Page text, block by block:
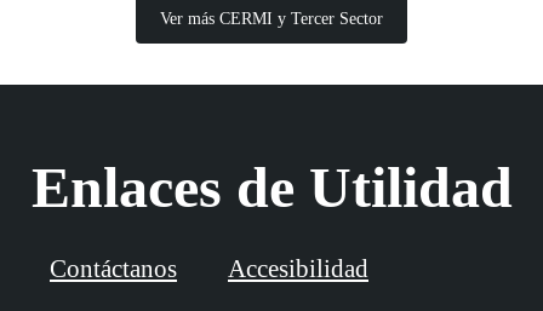
Ver más CERMI y Tercer Sector
Enlaces de Utilidad
Contáctanos Accesibilidad